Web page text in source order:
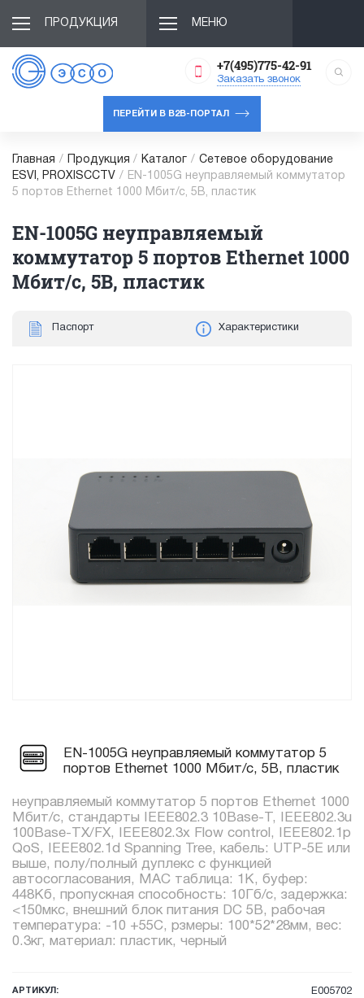
ПРОДУКЦИЯ МЕНЮ
+7(495)775-42-91
Заказать звонок
ПЕРЕЙТИ В B2B-ПОРТАЛ
Главная / Продукция / Каталог / Сетевое оборудование
ESVI, PROXISCCTV /
EN-1005G неуправляемый коммутатор
5 портов Ethernet 1000 Мбит/с, 5В, пластик
EN-1005G неуправляемый
коммутатор 5 портов Ethernet 1000
Мбит/с, 5В, пластик
Паспорт Характеристики
EN-1005G неуправляемый коммутатор 5
портов Ethernet 1000 Мбит/с, 5В, пластик
неуправляемый коммутатор 5 портов Ethernet 1000
Мбит/с, стандарты IEEE802.3 10Base-T, IEEE802.3u
100Base-TX/FX, IEEE802.3x Flow control, IEEE802.1p
QoS, IEEE802.1d Spanning Tree, кабель: UTP-5E или
выше, полу/полный дуплекс с функцией
автосогласования, MAC таблица: 1K, буфер:
448Kб, пропускная способность: 10Гб/с, задержка:
<150мкс, внешний блок питания DC 5В, рабочая
температура: -10 +55С, рзмеры: 100*52*28мм, вес:
0.3кг, материал: пластик, черный
АРТИКУЛ: E005702